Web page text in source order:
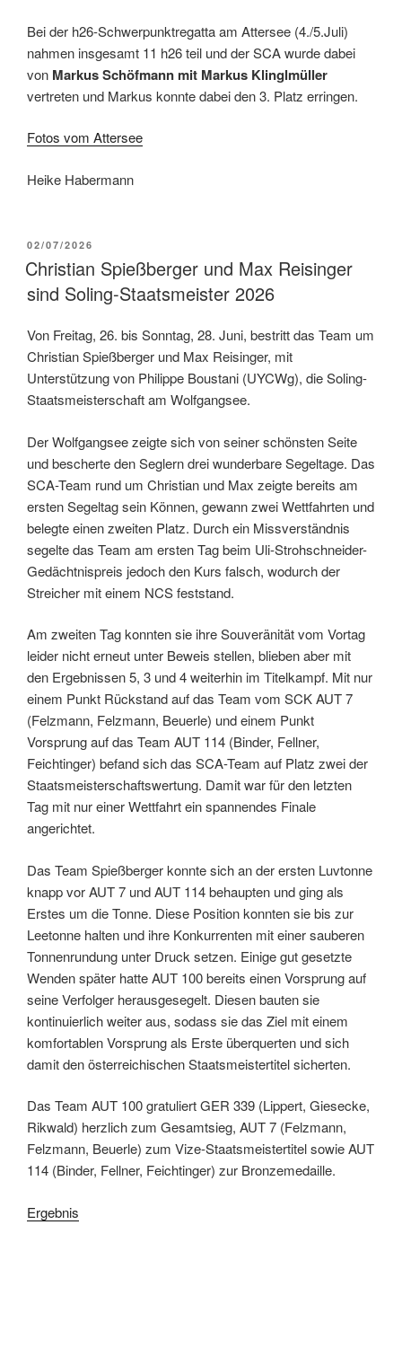
Bei der h26-Schwerpunktregatta am Attersee (4./5.Juli)
nahmen insgesamt 11 h26 teil und der SCA wurde dabei
von Markus Schöfmann mit Markus Klinglmüller
vertreten und Markus konnte dabei den 3. Platz erringen.
Fotos vom Attersee
Heike Habermann
VERÖFFENTLICHT
AM
02/07/2026
Christian Spießberger und Max Reisinger
sind Soling-Staatsmeister 2026
Von Freitag, 26. bis Sonntag, 28. Juni, bestritt das Team um
Christian Spießberger und Max Reisinger, mit
Unterstützung von Philippe Boustani (UYCWg), die Soling-
Staatsmeisterschaft am Wolfgangsee.
Der Wolfgangsee zeigte sich von seiner schönsten Seite
und bescherte den Seglern drei wunderbare Segeltage. Das
SCA-Team rund um Christian und Max zeigte bereits am
ersten Segeltag sein Können, gewann zwei Wettfahrten und
belegte einen zweiten Platz. Durch ein Missverständnis
segelte das Team am ersten Tag beim Uli-Strohschneider-
Gedächtnispreis jedoch den Kurs falsch, wodurch der
Streicher mit einem NCS feststand.
Am zweiten Tag konnten sie ihre Souveränität vom Vortag
leider nicht erneut unter Beweis stellen, blieben aber mit
den Ergebnissen 5, 3 und 4 weiterhin im Titelkampf. Mit nur
einem Punkt Rückstand auf das Team vom SCK AUT 7
(Felzmann, Felzmann, Beuerle) und einem Punkt
Vorsprung auf das Team AUT 114 (Binder, Fellner,
Feichtinger) befand sich das SCA-Team auf Platz zwei der
Staatsmeisterschaftswertung. Damit war für den letzten
Tag mit nur einer Wettfahrt ein spannendes Finale
angerichtet.
Das Team Spießberger konnte sich an der ersten Luvtonne
knapp vor AUT 7 und AUT 114 behaupten und ging als
Erstes um die Tonne. Diese Position konnten sie bis zur
Leetonne halten und ihre Konkurrenten mit einer sauberen
Tonnenrundung unter Druck setzen. Einige gut gesetzte
Wenden später hatte AUT 100 bereits einen Vorsprung auf
seine Verfolger herausgesegelt. Diesen bauten sie
kontinuierlich weiter aus, sodass sie das Ziel mit einem
komfortablen Vorsprung als Erste überquerten und sich
damit den österreichischen Staatsmeistertitel sicherten.
Das Team AUT 100 gratuliert GER 339 (Lippert, Giesecke,
Rikwald) herzlich zum Gesamtsieg, AUT 7 (Felzmann,
Felzmann, Beuerle) zum Vize-Staatsmeistertitel sowie AUT
114 (Binder, Fellner, Feichtinger) zur Bronzemedaille.
Ergebnis